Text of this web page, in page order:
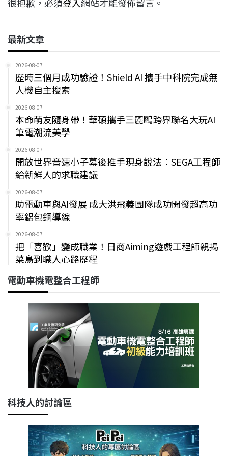
最新文章
2026-08-07
歷時三個月成功驗證！Shield AI 攜手中科院完成無
人機自主搜索
2026-08-07
本命萌友隨身帶！華碩攜手三麗鷗跨界聯名大玩AI
筆電潮流美學
2026-08-07
開放世界音速小子幕後推手現身說法：SEGA工程師
給新鮮人的求職建議
2026-08-07
助電動車與AI發展 成大洪飛義團隊成功開發超高功
率鋁包銅導線
2026-08-07
把「喜歡」變成職業！日商Aiming遊戲工程師親揭
菜鳥到職人心路歷程
電動車機電整合工程師
科技人的討論區